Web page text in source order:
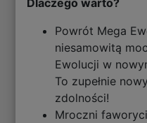
Powrót Mega
niesamowitą
Ewolucji w
To zupełnie
zdolności!
Mroczni